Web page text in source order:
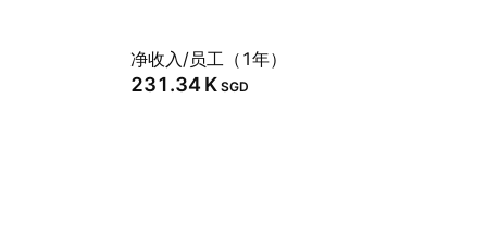
净收入/员工（1年）
‪231.34 K‬ SGD